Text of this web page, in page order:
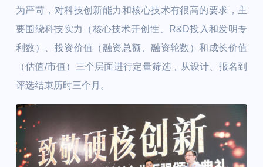
为严苛，对科技创新能力和核心技术有很高的要求，主
要围绕科技实力（核心技术开创性、R&D投入和发明专
利数）、投资价值（融资总额、融资轮数）和成长价值
（估值/市值）三个层面进行定量筛选，从设计、报名到
评选结束历时三个月。